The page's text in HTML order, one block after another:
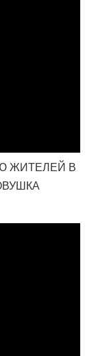
ЖИТЕЛЕЙ В